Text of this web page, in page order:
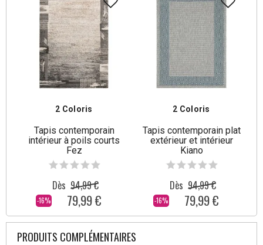
2 Coloris
Tapis contemporain
intérieur à poils courts
Fez
-16%
Dès 94,99 €
79,99 €
2 Coloris
Tapis contemporain plat
extérieur et intérieur
Kiano
-16%
Dès 94,99 €
79,99 €
PRODUITS COMPLÉMENTAIRES